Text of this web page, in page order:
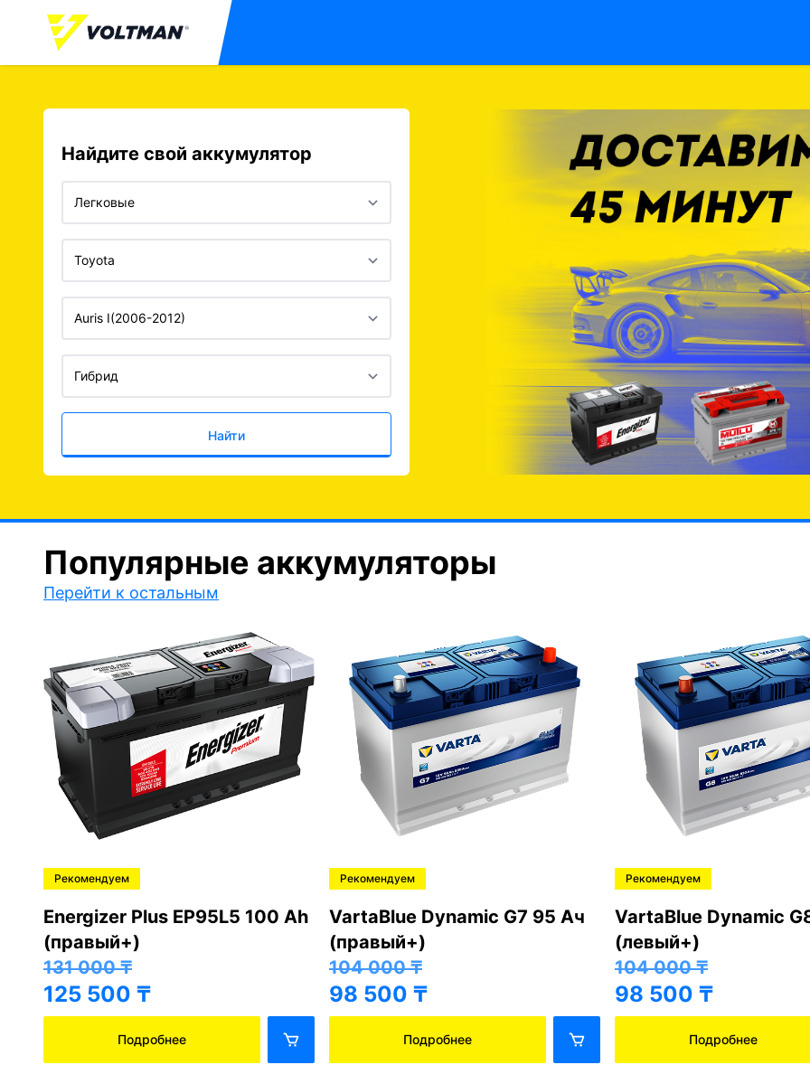
Найдите свой аккумулятор
Найти
Популярные аккумуляторы
Перейти к остальным
Рекомендуем
Energizer Plus EP95L5 100 Ah
(правый+)
131 000₸
125 500 ₸
Подробнее
Рекомендуем
VartaBlue Dynamic G7 95 Ач
(правый+)
104 000₸
98 500 ₸
Подробнее
Рекомендуем
VartaBlue Dynamic
(левый+)
104 000₸
98 500 ₸
Подробнее